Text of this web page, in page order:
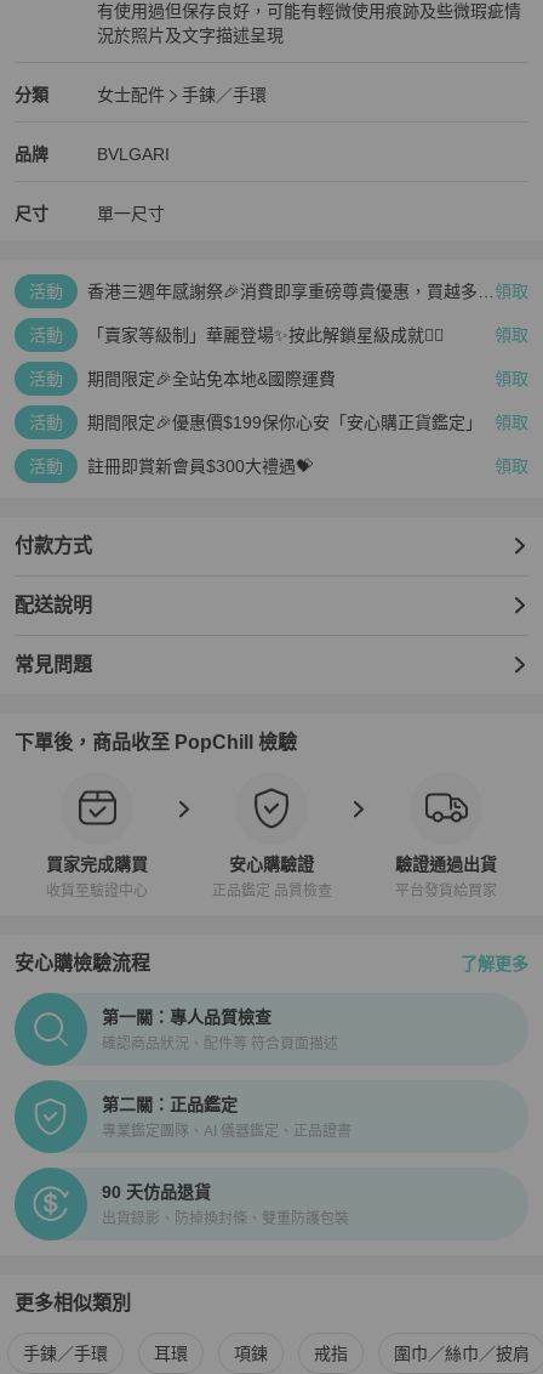
有使用過但保存良好，可能有輕微使用痕跡及些微瑕疵情
況於照片及文字描述呈現
分類
BVLGARI 女士配件分類資訊
女士配件
手鍊／手環
品牌
BVLGARI 精品女士配件
BVLGARI
BVLGARI 推薦清單
尺寸 單一尺寸
活動
香港三週年感謝祭🎉消費即享重磅尊貴優惠，買越多、 領取
活動 「賣家等級制」華麗登場✨按此解鎖星級成就👆🏻 領取
活動 期間限定🎉全站免本地&國際運費 領取
活動 期間限定🎉優惠價$199保你心安「安心購正貨鑑定」 領取
活動 註冊即賞新會員$300大禮遇💝 領取
付款方式
配送說明
常見問題
下單後，商品收至 PopChill 檢驗
買家完成購買
收貨至驗證中心
安心購驗證
正品鑑定 品質檢查
驗證通過出貨
平台發貨給買家
安心購檢驗流程 了解更多
PopChill拍拍圈正品驗證、安心購檢驗流程介紹
第一關：專人品質檢查
確認商品狀況、配件等 符合頁面描述
第二關：正品鑑定
專業鑑定團隊、AI 儀器鑑定、正品證書
90 天仿品退貨
出貨錄影、防掉換封條、雙重防護包裝
更多相似類別
更多BVLGARI 女士配件 相似商品推薦
手鍊／手環 耳環 項鍊 戒指 圍巾／絲巾／披肩